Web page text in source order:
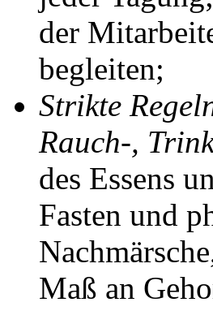
der
begleiten;
Strikte
Rauch-,
des Essens
Fasten und
Maß an